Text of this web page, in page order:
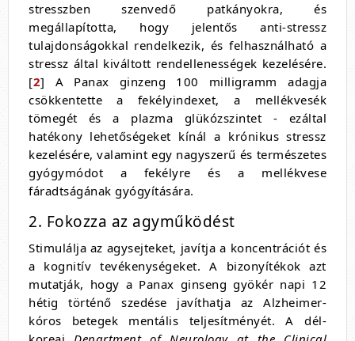
stresszben szenvedő patkányokra, és
megállapította, hogy jelentős anti-stressz
tulajdonságokkal rendelkezik, és felhasználható a
stressz által kiváltott rendellenességek kezelésére.
[2] A Panax ginzeng 100 milligramm adagja
csökkentette a fekélyindexet, a mellékvesék
tömegét és a plazma glükózszintet - ezáltal
hatékony lehetőségeket kínál a krónikus stressz
kezelésére, valamint egy nagyszerű és természetes
gyógymódot a fekélyre és a mellékvese
fáradtságának gyógyítására.
2. Fokozza az agyműködést
Stimulálja az agysejteket, javítja a koncentrációt és
a kognitív tevékenységeket. A bizonyítékok azt
mutatják, hogy a Panax ginseng gyökér napi 12
hétig történő szedése javíthatja az Alzheimer-
kóros betegek mentális teljesítményét. A dél-